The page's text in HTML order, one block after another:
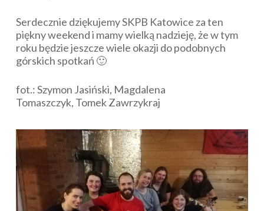
Serdecznie dziękujemy SKPB Katowice za ten
piękny weekend i mamy wielką nadzieję, że w tym
roku będzie jeszcze wiele okazji do podobnych
górskich spotkań 🙂
fot.: Szymon Jasiński, Magdalena
Tomaszczyk, Tomek Zawrzykraj